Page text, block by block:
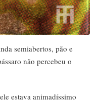
semiabertos, pão e
não percebeu o
estava animadíssimo